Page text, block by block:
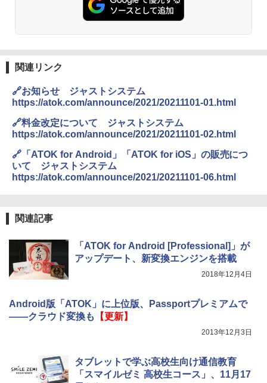
関連リンク
🔗お知らせ ジャストシステム
https://atok.com/announce/2021/20211101-01.html
🔗料金改定について ジャストシステム
https://atok.com/announce/2021/20211101-02.html
🔗「ATOK for Android」「ATOK for iOS」の販売につ
いて ジャストシステム
https://atok.com/announce/2021/20211101-06.html
関連記事
「ATOK for Android [Professional]」が
アップデート、新変換エンジンを搭載
2018年12月4日
Android版「ATOK」に上位版、Passportプレミアムで
――クラウド変換も
【更新】
2013年12月3日
タブレットで学ぶ高校生向け通信教育
「スマイルゼミ 高校生コース」、11月17